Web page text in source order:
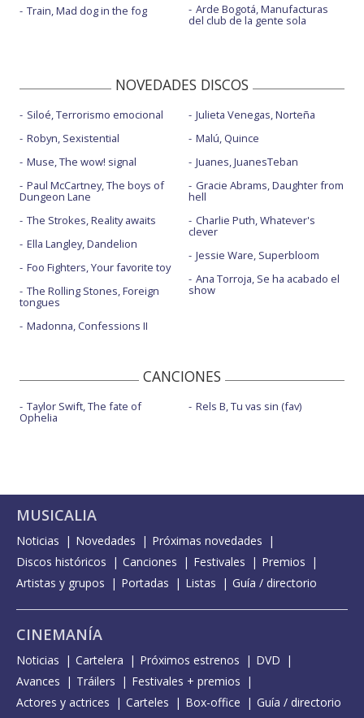
Train, Mad dog in the fog
Arde Bogotá, Manufacturas
del club de la gente sola
NOVEDADES DISCOS
Siloé, Terrorismo emocional
Robyn, Sexistential
Muse, The wow! signal
Paul McCartney, The boys of
Dungeon Lane
The Strokes, Reality awaits
Ella Langley, Dandelion
Foo Fighters, Your favorite toy
The Rolling Stones, Foreign
tongues
Madonna, Confessions II
Julieta Venegas, Norteña
Malú, Quince
Juanes, JuanesTeban
Gracie Abrams, Daughter from
hell
Charlie Puth, Whatever's
clever
Jessie Ware, Superbloom
Ana Torroja, Se ha acabado el
show
CANCIONES
Taylor Swift, The fate of
Ophelia
Rels B, Tu vas sin (fav)
MUSICALIA
Noticias Novedades
Próximas novedades
Discos históricos
Canciones Festivales
Premios
Artistas y grupos
Portadas Listas Guía / directorio
CINEMANÍA
Noticias Cartelera Próximos estrenos
DVD
Avances
Tráilers
Festivales + premios
Actores y actrices
Carteles Box-office Guía / directorio